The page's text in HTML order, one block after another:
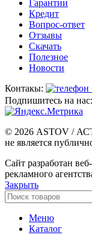
Гарантии
Кредит
Вопрос-ответ
Отзывы
Скачать
Полезное
Новости
Контакы:
Подпишитесь на нас:
© 2026 ASTOV /
не является
Сайт разработан
рекламного
Закрыть
Меню
Каталог